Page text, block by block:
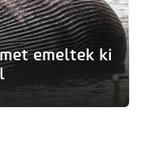
emeltek ki